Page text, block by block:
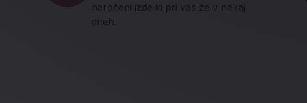
naročeni izdelki pri vas že v nekaj
dneh.